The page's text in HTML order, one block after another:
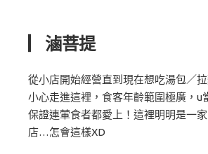
▏滷菩提
從小店開始經營直到現在想吃湯包／
小心走進這裡，食客年齡範圍極廣，u
保證連葷食者都愛上！這裡明明是一
店…怎會這樣XD